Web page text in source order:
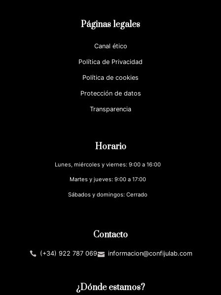
Páginas legales
Canal ético
Política de Privacidad
Política de cookies
Protección de datos
Transparencia
Horario
Lunes, miércoles y viernes: 9:00 a 16:00
Martes y jueves: 9:00 a 17:00
Sábados y domingos: Cerrado
Contacto
(+34) 922 787 069 informacion@confijulab.com
¿Dónde estamos?